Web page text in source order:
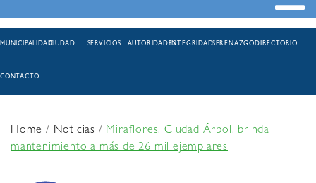
MUNICIPALIDADCIUDAD SERVICIOS AUTORIDADESINTEGRIDADSERENAZGODIRECTORIO
CONTACTO
Home/Noticias /Miraflores, Ciudad Árbol, brinda
mantenimiento a más de 26 mil ejemplares